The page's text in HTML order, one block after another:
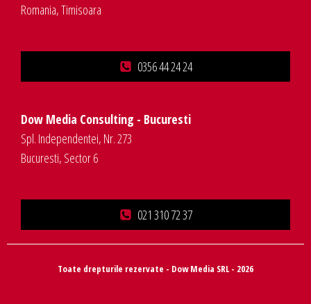
Romania, Timisoara
0356 44 24 24
Dow Media Consulting - Bucuresti
Spl. Independentei, Nr. 273
Bucuresti, Sector 6
021 310 72 37
Toate drepturile rezervate - Dow Media SRL - 2026